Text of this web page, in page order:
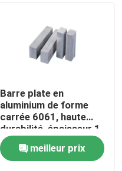
Barre plate en
aluminium de forme
carrée 6061, haute
durabilité, épaisseur 1 -
200MM
meilleur prix